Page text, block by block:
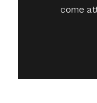
come